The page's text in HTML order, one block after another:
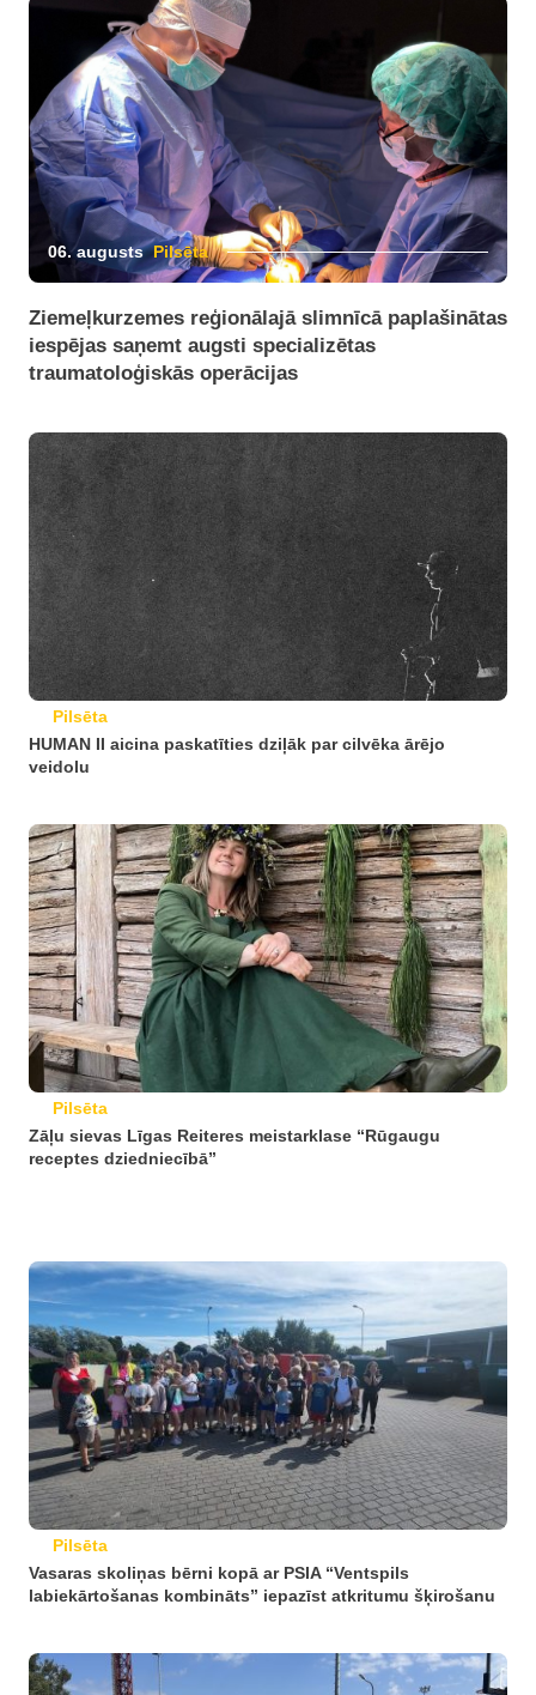
06. augusts Pilsēta
Ziemeļkurzemes reģionālajā slimnīcā paplašinātas
iespējas saņemt augsti specializētas
traumatoloģiskās operācijas
Pilsēta
HUMAN II aicina paskatīties dziļāk par cilvēka ārējo
veidolu
Pilsēta
Zāļu sievas Līgas Reiteres meistarklase “Rūgaugu
receptes dziedniecībā”
Pilsēta
Vasaras skoliņas bērni kopā ar PSIA “Ventspils
labiekārtošanas kombināts” iepazīst atkritumu šķirošanu